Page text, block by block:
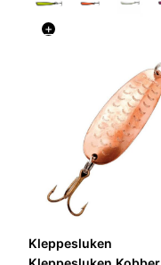
+
Kleppesluken